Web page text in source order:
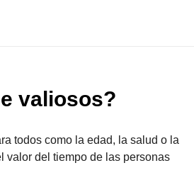
valiosos?
todos como la edad, la salud o la
valor del tiempo de las personas